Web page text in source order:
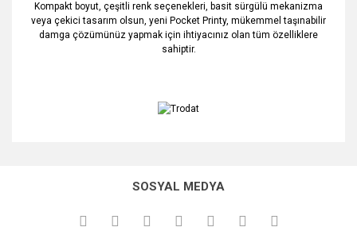
Kompakt boyut, çeşitli renk seçenekleri, basit sürgülü mekanizma
veya çekici tasarım olsun, yeni Pocket Printy, mükemmel taşınabilir
damga çözümünüz yapmak için ihtiyacınız olan tüm özelliklere
sahiptir.
Yorum Yaz
Görüş ve önerileriniz için teşekkür ederiz.
SOSYAL MEDYA